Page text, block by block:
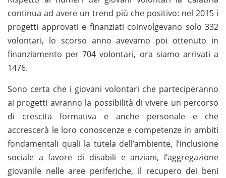
continua ad avere un trend più che positivo: nel 2015 i
progetti approvati e finanziati coinvolgevano solo 332
volontari, lo scorso anno avevamo poi ottenuto in
finanziamento per 704 volontari, ora siamo arrivati a
1476.
Sono certa che i giovani volontari che parteciperanno
ai progetti avranno la possibilità di vivere un percorso
di crescita formativa e anche personale e che
accrescerà le loro conoscenze e competenze in ambiti
fondamentali quali la tutela dell’ambiente, l’inclusione
sociale a favore di disabili e anziani, l’aggregazione
giovanile nelle aree periferiche, il recupero dei beni